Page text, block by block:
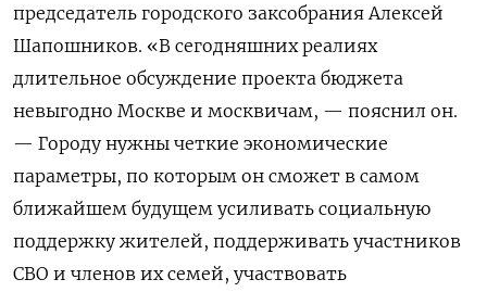
председатель городского заксобрания Алексей
Шапошников. «В сегодняшних реалиях
длительное обсуждение проекта бюджета
невыгодно Москве и москвичам, — пояснил он.
— Городу нужны четкие экономические
параметры, по которым он сможет в самом
ближайшем будущем усиливать социальную
поддержку жителей, поддерживать участников
СВО и членов их семей, участвовать